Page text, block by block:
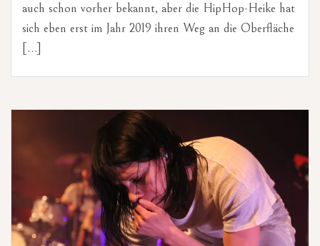
auch schon vorher bekannt, aber die HipHop-Heike hat
sich eben erst im Jahr 2019 ihren Weg an die Oberfläche
[…]